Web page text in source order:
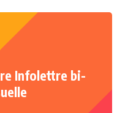
Infolettre bi-